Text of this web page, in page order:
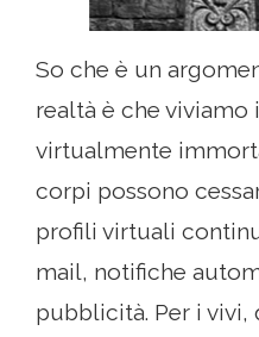
So che è un
realtà è che viviamo
virtualmente
corpi possono
profili virtuali
mail, notifiche
pubblicità. Per i vivi,